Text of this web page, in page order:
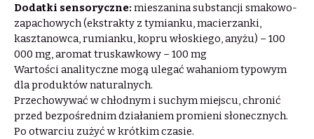
Dodatki sensoryczne: mieszanina substancji smakowo-
zapachowych (ekstrakty z tymianku, macierzanki,
kasztanowca, rumianku, kopru włoskiego, anyżu) – 100
000 mg, aromat truskawkowy – 100 mg
Wartości analityczne mogą ulegać wahaniom typowym
dla produktów naturalnych.
Przechowywać w chłodnym i suchym miejscu, chronić
przed bezpośrednim działaniem promieni słonecznych.
Po otwarciu zużyć w krótkim czasie.